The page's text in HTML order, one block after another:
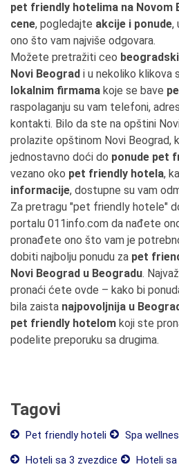
pet friendly hotelima na Novom
cene, pogledajte akcije i ponude,
ono što vam najviše odgovara.
Možete pretražiti ceo
Novi Beograd i u nekoliko klikova
lokalnim firmama koje se bave
raspolaganju su vam telefoni,
kontakti. Bilo da ste na opštini
prolazite opštinom Novi Beograd,
jednostavno doći do ponude pet
vezano oko pet friendly hotela,
informacije, dostupne su vam
Za pretragu "pet friendly hotele"
portalu 011info.com da nađete
pronađete ono što vam je
dobiti najbolju ponudu za pet
Novi Beograd u Beogradu.
pronaći ćete ovde – kako bi
bila zaista najpovoljnija u
pet friendly hotelom koji ste
podelite preporuku sa drugima.
Tagovi
Pet friendly hoteli
Spa
Hoteli sa 3 zvezdice
Hoteli sa